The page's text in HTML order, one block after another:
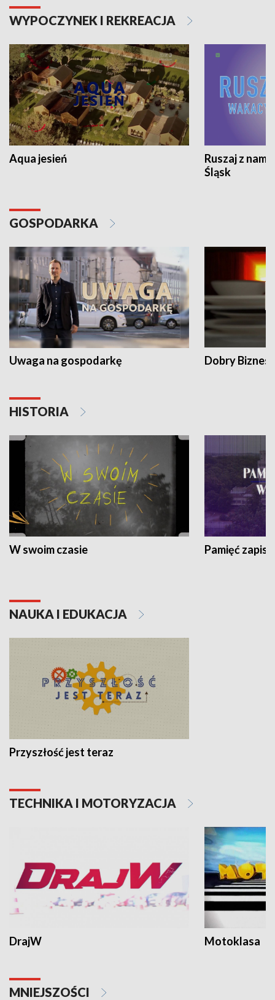
WYPOCZYNEK I REKREACJA
Aqua jesień
Ruszaj z
Śląsk
GOSPODARKA
Uwaga na gospodarkę Dobry Biznes
HISTORIA
W swoim czasie Pamięć
NAUKA I EDUKACJA
Przyszłość jest teraz
TECHNIKA I MOTORYZACJA
DrajW Motoklasa
MNIEJSZOŚCI